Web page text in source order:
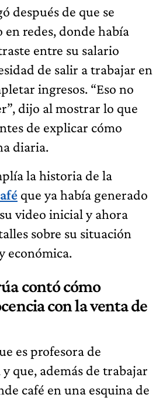
después de que se
en redes, donde había
entre su salario
de salir a trabajar en
ingresos. “Eso no
dijo al mostrar lo que
de explicar cómo
diaria.
la historia de la
que ya había generado
video inicial y ahora
sobre su situación
económica.
contó cómo
con la venta de
es profesora de
que, además de trabajar
café en una esquina de